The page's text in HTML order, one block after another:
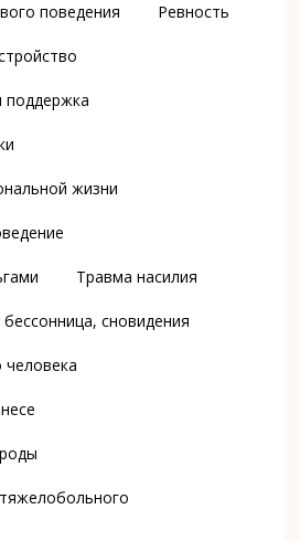
поведения Ревность
поддержка
жизни
Травма насилия
сновидения
человека